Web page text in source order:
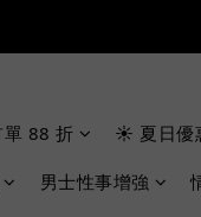
單 88 折 ☀️ 夏日優
男士性事增強